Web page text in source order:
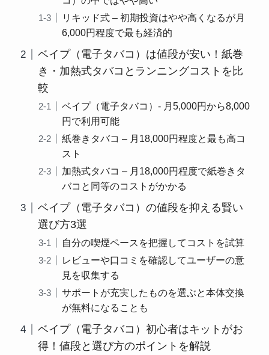
リキッド式 – 初期投資はやや高くなるが月
6,000円程度で最も経済的
ベイプ（電子タバコ）は値段が安い！紙巻
き・加熱式タバコとランニングコストを比
較
ベイプ（電子タバコ）- 月5,000円から8,000
円で利用可能
紙巻きタバコ – 月18,000円程度と最も高コ
スト
加熱式タバコ – 月18,000円程度で紙巻きタ
バコと同等のコストがかかる
ベイプ（電子タバコ）の値段を抑える賢い
選び方3選
自分の喫煙ペースを把握してコストを試算
レビューや口コミを確認してユーザーの意
見を収集する
サポートが充実したものを選ぶと本体交換
が無料になることも
ベイプ（電子タバコ）初心者はキットがお
得！値段と選び方のポイントを解説